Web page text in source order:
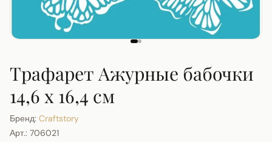
Трафарет Ажурные бабочки
14,6 х 16,4 см
Бренд: Craftstory
Арт.: 706021